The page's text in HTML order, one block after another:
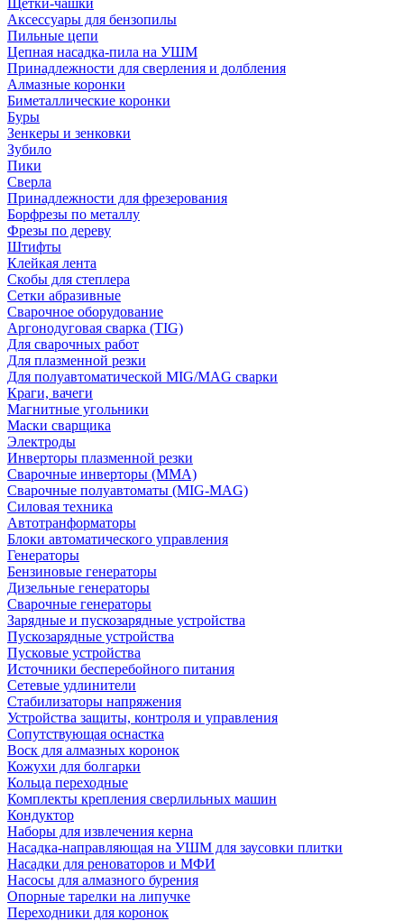
Щетки-чашки
Аксессуары для бензопилы
Пильные цепи
Цепная насадка-пила на УШМ
Принадлежности для сверления и долбления
Алмазные коронки
Биметаллические коронки
Буры
Зенкеры и зенковки
Зубило
Пики
Сверла
Принадлежности для фрезерования
Борфрезы по металлу
Фрезы по дереву
Штифты
Клейкая лента
Скобы для степлера
Сетки абразивные
Сварочное оборудование
Аргонодуговая сварка (TIG)
Для сварочных работ
Для плазменной резки
Для полуавтоматической MIG/MAG сварки
Краги, вачеги
Магнитные угольники
Маски сварщика
Электроды
Инверторы плазменной резки
Сварочные инверторы (MMA)
Сварочные полуавтоматы (MIG-MAG)
Силовая техника
Автотранформаторы
Блоки автоматического управления
Генераторы
Бензиновые генераторы
Дизельные генераторы
Сварочные генераторы
Зарядные и пускозарядные устройства
Пускозарядные устройства
Пусковые устройства
Источники бесперебойного питания
Сетевые удлинители
Стабилизаторы напряжения
Устройства защиты, контроля и управления
Сопутствующая оснастка
Воск для алмазных коронок
Кожухи для болгарки
Кольца переходные
Комплекты крепления сверлильных машин
Кондуктор
Наборы для извлечения керна
Насадка-направляющая на УШМ для заусовки плитки
Насадки для реноваторов и МФИ
Насосы для алмазного бурения
Опорные тарелки на липучке
Переходники для коронок